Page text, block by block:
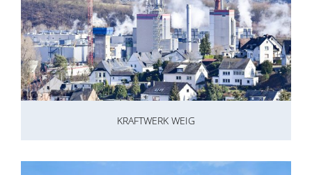
KRAFTWERK WEIG